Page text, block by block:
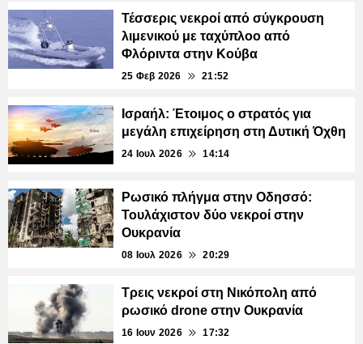
Τέσσερις νεκροί από σύγκρουση
λιμενικού με ταχύπλοο από
Φλόριντα στην Κούβα
25 Φεβ 2026 21:52
Ισραήλ: Έτοιμος ο στρατός για
μεγάλη επιχείρηση στη Δυτική Όχθη
24 Ιουλ 2026 14:14
Ρωσικό πλήγμα στην Οδησσό:
Τουλάχιστον δύο νεκροί στην
Ουκρανία
08 Ιουλ 2026 20:29
Τρεις νεκροί στη Νικόπολη από
ρωσικό drone στην Ουκρανία
16 Ιουν 2026 17:32